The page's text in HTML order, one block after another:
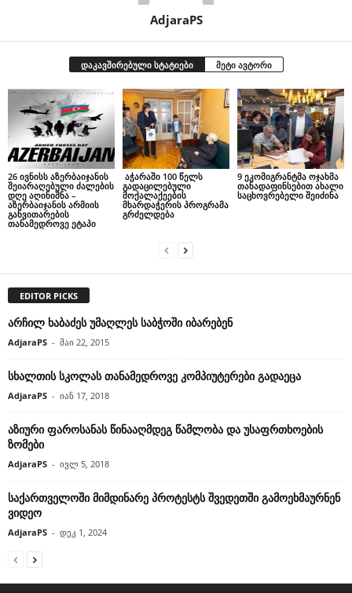
AdjaraPS
დაკავშირებული სტატიები მეტი ავტორი
26 ივნისს აზერბაიჯანის
შეიარაღებული ძალების
დღე აღინიშნა –
აზერბაიჯანის არმიის
განვითარების
თანამედროვე ეტაპი
აჭარაში 100 წელს
გადაცილებული
მოქალაქეების
მხარდაჭერის პროგრამა
გრძელდება
9 ეკომიგრანტმა ოჯახმა
თანადაფინსებით ახალი
საცხოვრებელი შეიძინა
EDITOR PICKS
არჩილ ხაბაძეს უმაღლეს საბჭოში იბარებენ
AdjaraPS - მაი 22, 2015
სხალთის სკოლას თანამედროვე კომპიუტერები გადაეცა
AdjaraPS - იან 17, 2018
აზიური ფაროსანას წინააღმდეგ წამლობა და უსაფრთხოების
ზომები
AdjaraPS - ივლ 5, 2018
საქართველოში მიმდინარე პროტესტს შვედეთში გამოეხმაურნენ
ვიდეო
AdjaraPS - დეკ 1, 2024